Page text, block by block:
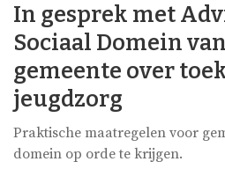
In gesprek met
Sociaal Domein
gemeente over
jeugdzorg
Praktische maatregelen voor
domein op orde te krijgen.